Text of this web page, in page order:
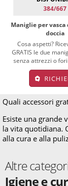
384/667
Maniglie per vasca
doccia
Cosa aspetti?
GRATIS le due
senza attrezzi o
Quali accessori
Esiste una grande
la vita quotidiana.
alla cura e alla
Altre
Igiene e